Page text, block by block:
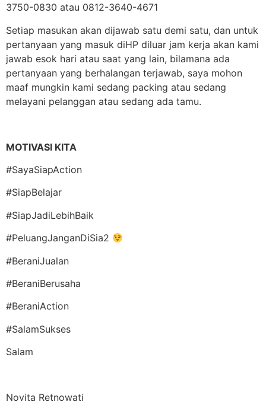
3750-0830 atau 0812-3640-4671
Setiap masukan akan dijawab satu demi satu, dan untuk
pertanyaan yang masuk diHP diluar jam kerja akan kami
jawab esok hari atau saat yang lain, bilamana ada
pertanyaan yang berhalangan terjawab, saya mohon
maaf mungkin kami sedang packing atau sedang
melayani pelanggan atau sedang ada tamu.
MOTIVASI KITA
#SayaSiapAction
#SiapBelajar
#SiapJadiLebihBaik
#PeluangJanganDiSia2
#BeraniJualan
#BeraniBerusaha
#BeraniAction
#SalamSukses
Salam
Novita Retnowati